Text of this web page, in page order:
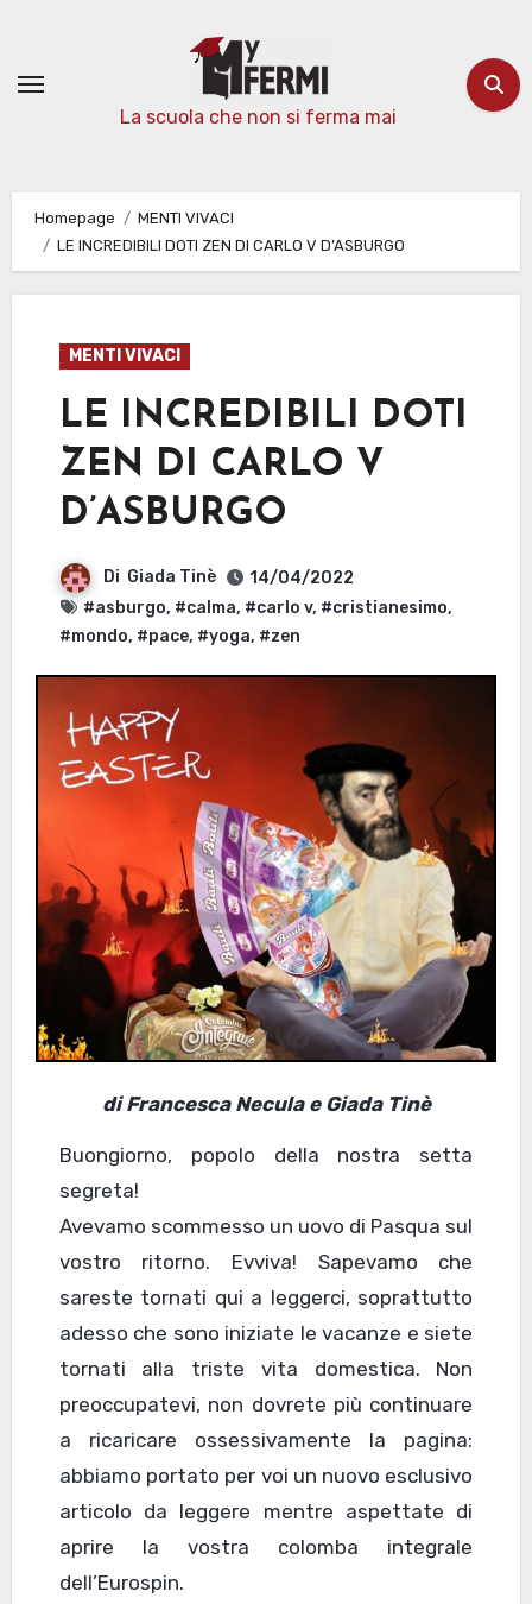
contenuto
La scuola che non si ferma mai
Homepage
MENTI VIVACI
LE INCREDIBILI DOTI ZEN DI CARLO V D’ASBURGO
MENTI VIVACI
LE INCREDIBILI DOTI
ZEN DI CARLO V
D’ASBURGO
Di Giada Tinè
14/04/2022
#asburgo, #calma, #carlo v, #cristianesimo,
#mondo, #pace, #yoga, #zen
di Francesca Necula e Giada Tinè
Buongiorno, popolo della nostra setta
segreta!
Avevamo scommesso un uovo di Pasqua sul
vostro ritorno. Evviva! Sapevamo che
sareste tornati qui a leggerci, soprattutto
adesso che sono iniziate le vacanze e siete
tornati alla triste vita domestica. Non
preoccupatevi, non dovrete più continuare
a ricaricare ossessivamente la pagina:
abbiamo portato per voi un nuovo esclusivo
articolo da leggere mentre aspettate di
aprire la vostra colomba integrale
dell’Eurospin.